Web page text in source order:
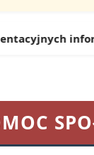
informuje: